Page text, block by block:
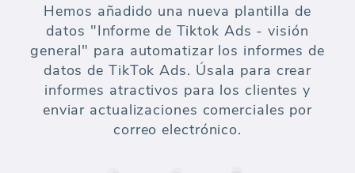
Hemos añadido una nueva plantilla de
datos "Informe de Tiktok Ads - visión
general" para automatizar los informes de
datos de TikTok Ads. Úsala para crear
informes atractivos para los clientes y
enviar actualizaciones comerciales por
correo electrónico.